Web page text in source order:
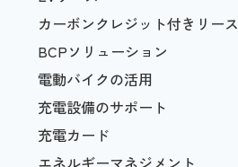
カーボンクレジット付きリース
BCPソリューション
電動バイクの活用
充電設備のサポート
充電カード
エネルギーマネジメント